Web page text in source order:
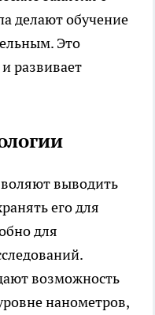
делают обучение
Это
развивает
выводить
его для
для
возможность
нанометров,